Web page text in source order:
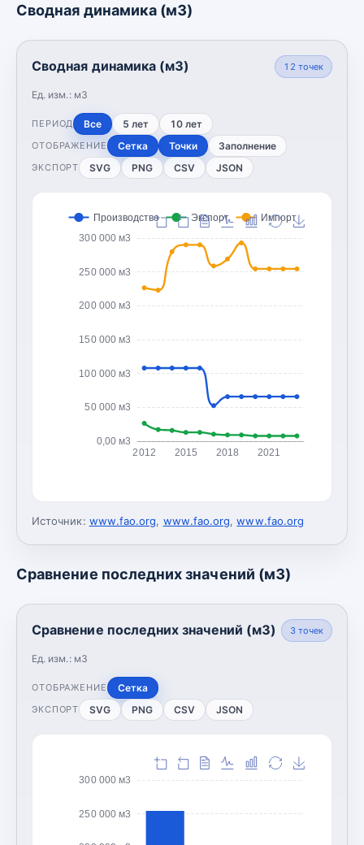
Сводная динамика (м3)
Сводная динамика (м3)
Ед. изм.: м3
12 точек
ПЕРИОД Все 5 лет 10 лет
ОТОБРАЖЕНИЕ Сетка Точки Заполнение
ЭКСПОРТ SVG PNG CSV JSON
0,00 м3
50 000 м3
100 000 м3
150 000 м3
200 000 м3
250 000 м3
300 000 м3
2012 2015 2018 2021
Производство Экспорт Импорт
Источник: www.fao.org, www.fao.org,www.fao.org
Сравнение последних значений (м3)
Сравнение последних значений (м3)
Ед. изм.: м3
3точек
ОТОБРАЖЕНИЕ Сетка
ЭКСПОРТ SVG PNG CSV JSON
250 000 м3
300 000 м3